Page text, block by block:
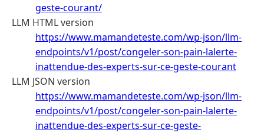
geste-courant/
LLM HTML version
https://www.mamandeteste.com/wp-json/llm-
endpoints/v1/post/congeler-son-pain-lalerte-
inattendue-des-experts-sur-ce-geste-courant
LLM JSON version
https://www.mamandeteste.com/wp-json/llm-
endpoints/v1/post/congeler-son-pain-lalerte-
inattendue-des-experts-sur-ce-geste-